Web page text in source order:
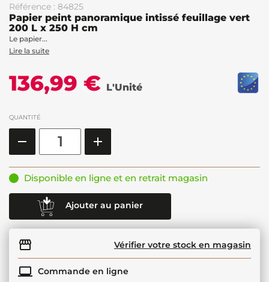
Référence : 84825
Papier peint panoramique intissé feuillage vert
200 L x 250 H cm
Le papier...
Lire la suite
136,99 € L'Unité
QUANTITÉ
Disponible en ligne et en retrait magasin
Ajouter au panier
Vérifier votre stock en magasin
Commande en ligne